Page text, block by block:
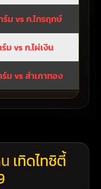
ม vs ก.ไกรฤกษ์
ม vs ก.ไผ่เงิน
ม vs สำเภาทอง
เทิดไทซิตี้